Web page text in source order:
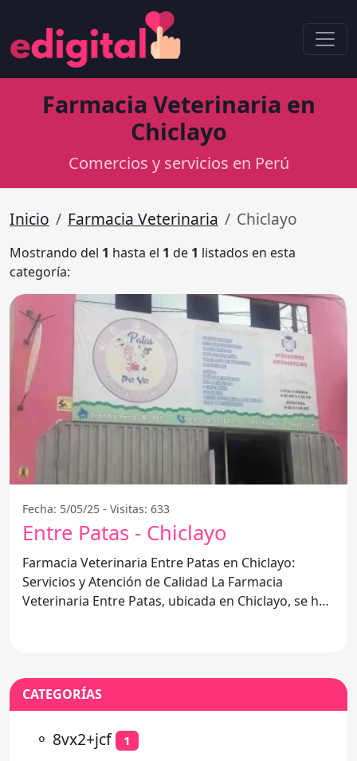
Farmacia Veterinaria en
Chiclayo
Comercios y servicios en Perú
Inicio Farmacia Veterinaria Chiclayo
Mostrando del 1 hasta el 1 de 1 listados en esta
categoría:
Fecha: 5/05/25 - Visitas: 633
Entre Patas - Chiclayo
Farmacia Veterinaria Entre Patas en Chiclayo:
Servicios y Atención de Calidad La Farmacia
Veterinaria Entre Patas, ubicada en Chiclayo, se ha
CATEGORÍAS
⚬ 8vx2+jcf 1